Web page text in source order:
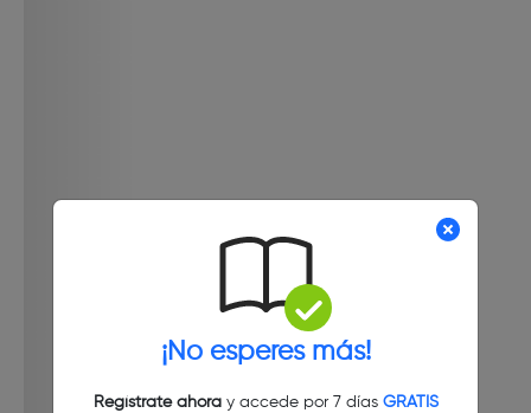
¡No esperes más!
Regístrate ahoray accede por 7 días GRATIS